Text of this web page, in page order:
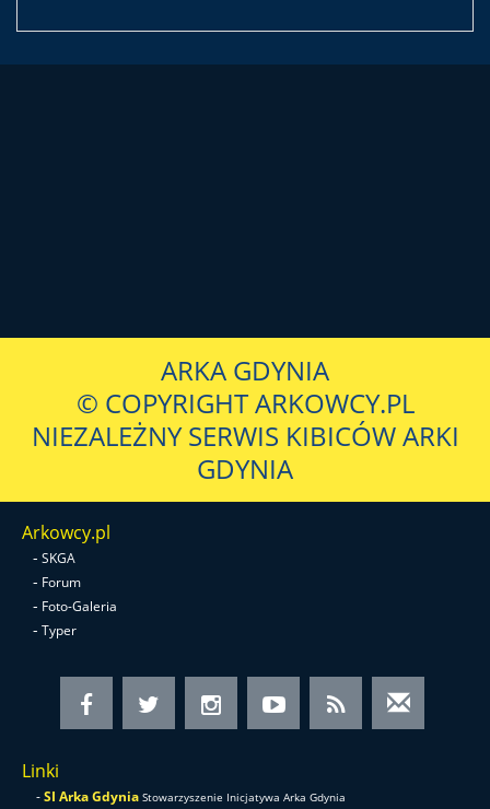
ARKA GDYNIA
© COPYRIGHT ARKOWCY.PL
NIEZALEŻNY SERWIS KIBICÓW ARKI
GDYNIA
Arkowcy.pl
- SKGA
- Forum
- Foto-Galeria
- Typer
Linki
-SI Arka Gdynia Stowarzyszenie Inicjatywa Arka Gdynia